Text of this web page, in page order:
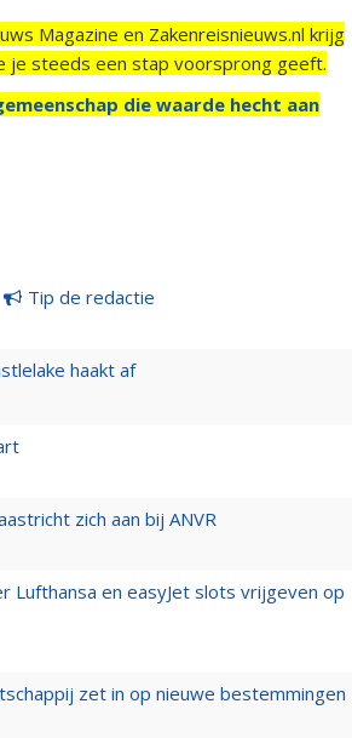
Magazine en Zakenreisnieuws.nl krijg
je steeds een stap voorsprong geeft.
die waarde hecht aan
Tip de redactie
haakt af
zich aan bij ANVR
en easyJet slots vrijgeven op
zet in op nieuwe bestemmingen